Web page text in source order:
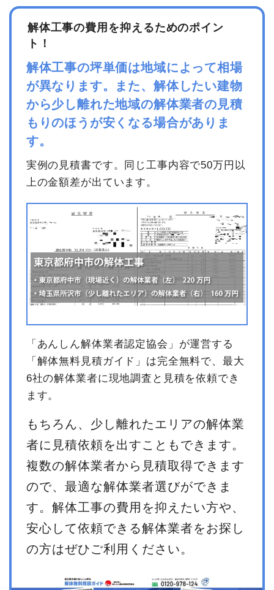
解体工事の費用を抑えるためのポイン
ト！
解体工事の坪単価は地域によって相場
が異なります。また、解体したい建物
から少し離れた地域の解体業者の見積
もりのほうが安くなる場合がありま
す。
実例の見積書です。同じ工事内容で50万円以
上の金額差が出ています。
「あんしん解体業者認定協会」が運営する
「解体無料見積ガイド」は完全無料で、最大
6社の解体業者に現地調査と見積を依頼でき
ます。
もちろん、少し離れたエリアの解体業
者に見積依頼を出すこともできます。
複数の解体業者から見積取得できます
ので、最適な解体業者選びができま
す。解体工事の費用を抑えたい方や、
安心して依頼できる解体業者をお探し
の方はぜひご利用ください。